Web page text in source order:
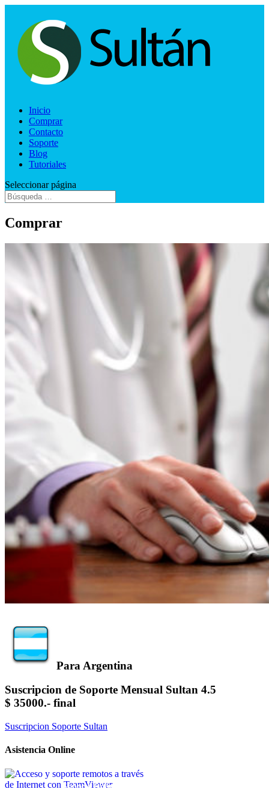
Inicio
Comprar
Contacto
Soporte
Blog
Tutoriales
Seleccionar página
Comprar
Para Argentina
Suscripcion de Soporte Mensual Sultan 4.5
$ 35000.- final
Suscripcion Soporte Sultan
Asistencia Online
Soporte Online